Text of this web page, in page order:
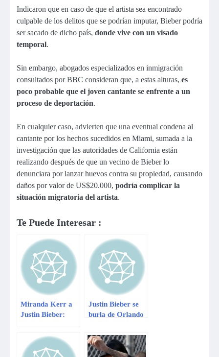
Indicaron que en caso de que el artista sea encontrado
culpable de los delitos que se podrían imputar, Bieber podría
ser sacado de dicho país, donde vive con un visado
temporal.
Sin embargo, abogados especializados en inmigración
consultados por BBC consideran que, a estas alturas, es
poco probable que el joven cantante se enfrente a un
proceso de deportación.
En cualquier caso, advierten que una eventual condena al
cantante por los hechos sucedidos en Miami, sumada a la
investigación que las autoridades de California están
realizando después de que un vecino de Bieber lo
denunciara por lanzar huevos contra su propiedad, causando
daños por valor de US$20.000, podría complicar la
situación migratoria del artista.
Te Puede Interesar :
Miranda Kerr a
Justin Bieber:
hombre”
Justin Bieber se
burla de Orlando
foto